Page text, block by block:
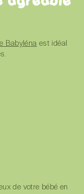
Babyléna est idéal
de votre bébé en